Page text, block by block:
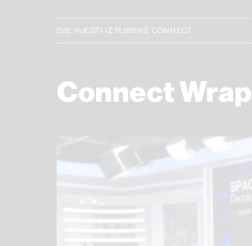
SVE VIJESTI IZ RUBRIKE CONNECT
Connect Wrap